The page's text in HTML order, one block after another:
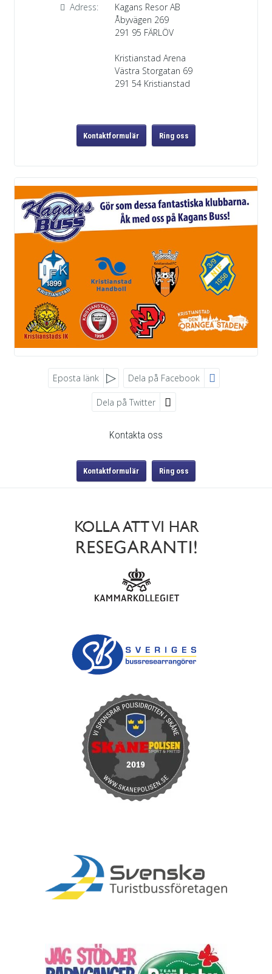
Adress:
Kagans Resor AB
Åbyvägen 269
291 95 FÄRLÖV
Kristianstad Arena
Västra Storgatan 69
291 54 Kristianstad
Kontaktformulär Ring oss
Eposta länk Dela på Facebook
Dela på Twitter
Sociala medier
Kontakta oss
Kontaktformulär Ring oss